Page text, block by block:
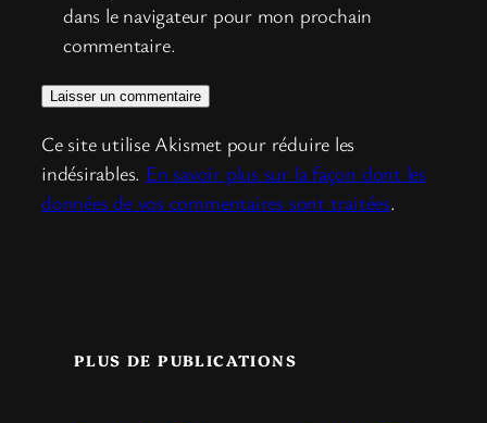
dans le navigateur pour mon prochain
commentaire.
Ce site utilise Akismet pour réduire les
indésirables. En savoir plus sur la façon dont les
données de vos commentaires sont traitées.
PLUS DE PUBLICATIONS